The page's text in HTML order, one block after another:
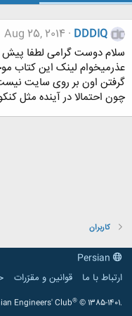
DDDIQ
Aug 25, 2014
سلام دوست گرامی لطفا پیش
عذرمیخوام لینک این کتاب
گرفتن اون بر روی سایت
چون احتمالا در آینده مثل
کاربران
ارتباط با ما
قوانین و مقرّرات
Engineers' Club® © 1385-1401.